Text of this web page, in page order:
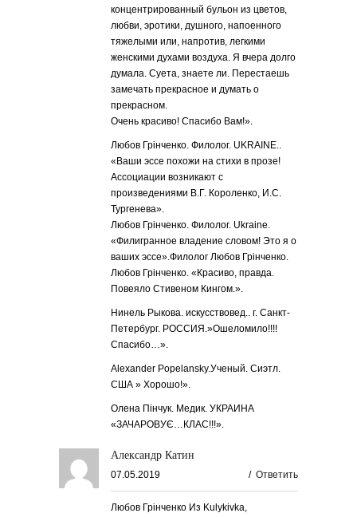
концентрированный бульон из цветов,
любви, эротики, душного, напоенного
тяжелыми или, напротив, легкими
женскими духами воздуха. Я вчера долго
думала. Суета, знаете ли. Перестаешь
замечать прекрасное и думать о
прекрасном.
Очень красиво! Спасибо Вам!».
Любов Грінченко. Филолог. UKRAINE..
«Ваши эссе похожи на стихи в прозе!
Ассоциации возникают с
произведениями В.Г. Короленко, И.С.
Тургенева».
Любов Грінченко. Филолог. Ukraine.
«Филигранное владение словом! Это я о
ваших эссе».Филолог Любов Грінченко.
Любов Грінченко. «Красиво, правда.
Повеяло Стивеном Кингом.».
Нинель Рыкова. искусствовед.. г. Санкт-
Петербург. РОССИЯ.»Ошеломило!!!!
Спасибо…».
Alexander Popelansky.Ученый. Сиэтл.
США » Хорошо!».
Олена Пінчук. Медик. УКРАИНА
«ЗАЧАРОВУЄ…КЛАС!!!».
Александр Катин
07.05.2019 / Ответить
Любов Грінченко Из Kulykivka,